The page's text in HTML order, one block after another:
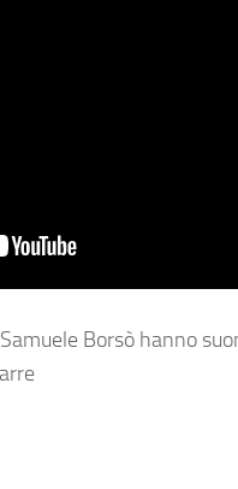
Borsò hanno